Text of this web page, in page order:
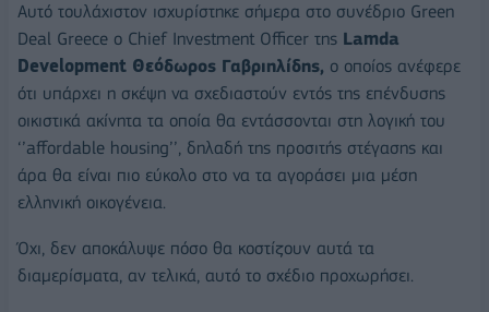
Αυτό τουλάχιστον ισχυρίστηκε σήμερα στο συνέδριο Green
Deal Greece o Chief Investment Officer της Lamda
Development Θεόδωρος Γαβριηλίδης, ο οποίος ανέφερε
ότι υπάρχει η σκέψη να σχεδιαστούν εντός της επένδυσης
οικιστικά ακίνητα τα οποία θα εντάσσονται στη λογική του
‘’affordable housing’’, δηλαδή της προσιτής στέγασης και
άρα θα είναι πιο εύκολο στο να τα αγοράσει μια μέση
ελληνική οικογένεια.
Όχι, δεν αποκάλυψε πόσο θα κοστίζουν αυτά τα
διαμερίσματα, αν τελικά, αυτό το σχέδιο προχωρήσει.